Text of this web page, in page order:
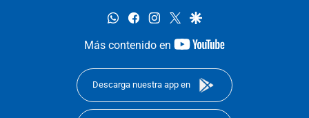
whatsappfacebookinstagram
twittergoogle
Más contenido en
youtube-
Descarga nuestra app en